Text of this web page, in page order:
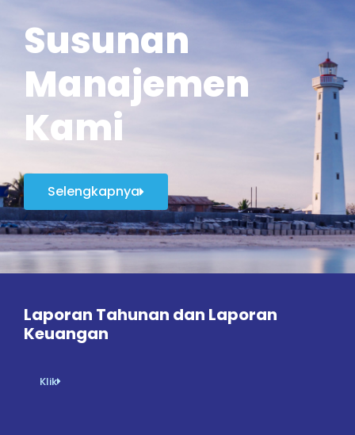
Susunan
Manajemen
Kami
Selengkapnya
Laporan Tahunan dan Laporan
Keuangan
Klik